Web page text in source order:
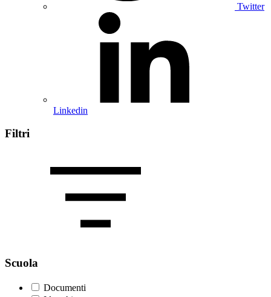
Twitter
Linkedin
Filtri
Scuola
Documenti